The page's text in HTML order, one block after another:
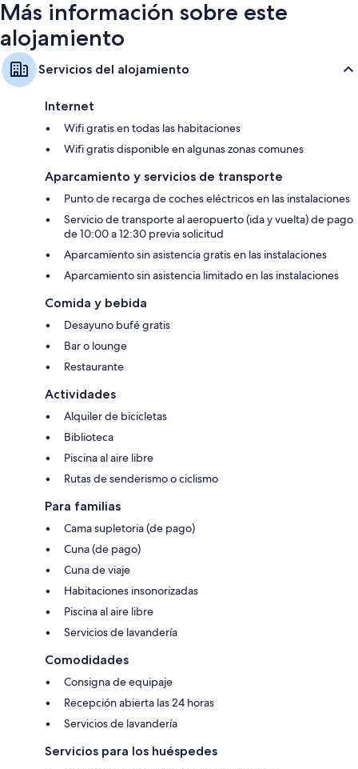
Más información sobre este
alojamiento
Servicios del alojamiento
Internet
Wifi gratis en todas las habitaciones
Wifi gratis disponible en algunas zonas comunes
Aparcamiento y servicios de transporte
Punto de recarga de coches eléctricos en las instalaciones
Servicio de transporte al aeropuerto (ida y vuelta) de pago
de 10:00 a 12:30 previa solicitud
Aparcamiento sin asistencia gratis en las instalaciones
Aparcamiento sin asistencia limitado en las instalaciones
Comida y bebida
Desayuno bufé gratis
Bar o lounge
Restaurante
Actividades
Alquiler de bicicletas
Biblioteca
Piscina al aire libre
Rutas de senderismo o ciclismo
Para familias
Cama supletoria (de pago)
Cuna (de pago)
Cuna de viaje
Habitaciones insonorizadas
Piscina al aire libre
Servicios de lavandería
Comodidades
Consigna de equipaje
Recepción abierta las 24 horas
Servicios de lavandería
Servicios para los huéspedes